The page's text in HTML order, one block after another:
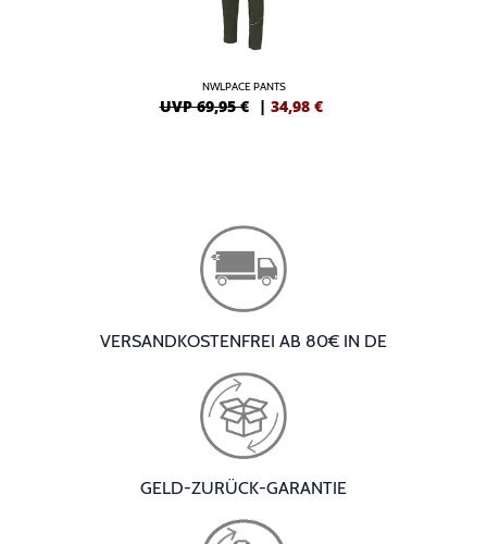
NWLPACE PANTS
UVP 69,95 € | 34,98 €
VERSANDKOSTENFREI AB 80€ IN DE
GELD-ZURÜCK-GARANTIE